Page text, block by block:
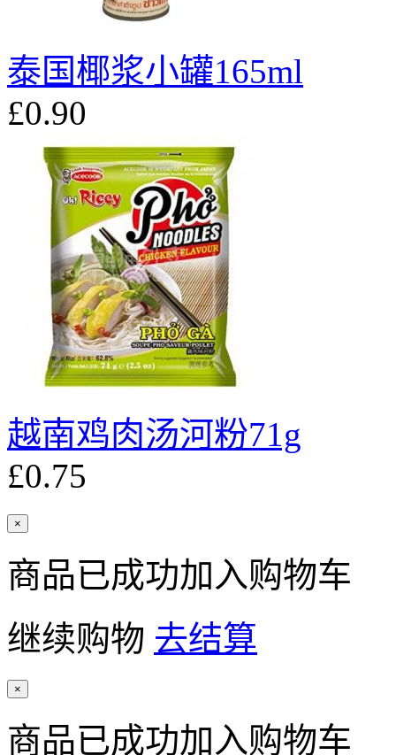
泰国椰浆小罐165ml
£0.90
越南鸡肉汤河粉71g
£0.75
×
商品已成功加入购物车
继续购物 去结算
×
商品已成功加入购物车